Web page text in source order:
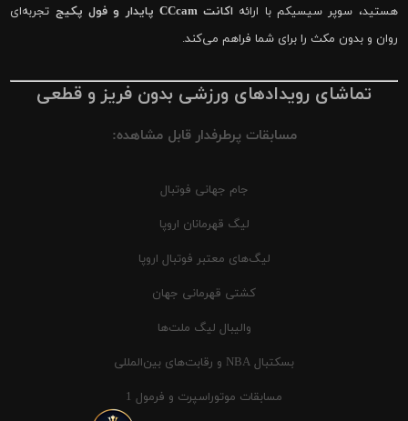
هستید، سوپر سیسیکم با ارائه اکانت CCcam پایدار و فول پکیج
تجربه‌ای
روان و بدون مکث را برای شما فراهم می‌کند.
تماشای رویدادهای ورزشی بدون فریز و قطعی
مسابقات پرطرفدار قابل مشاهده:
جام جهانی فوتبال
لیگ قهرمانان اروپا
لیگ‌های معتبر فوتبال اروپا
کشتی قهرمانی جهان
والیبال لیگ ملت‌ها
بسکتبال NBA و رقابت‌های بین‌المللی
مسابقات موتوراسپرت و فرمول 1